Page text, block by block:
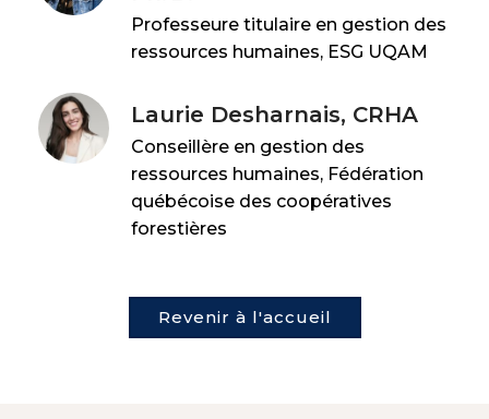
Professeure titulaire en gestion des
ressources humaines, ESG UQAM
Laurie Desharnais, CRHA
Conseillère en gestion des
ressources humaines, Fédération
québécoise des coopératives
forestières
Revenir à l'accueil